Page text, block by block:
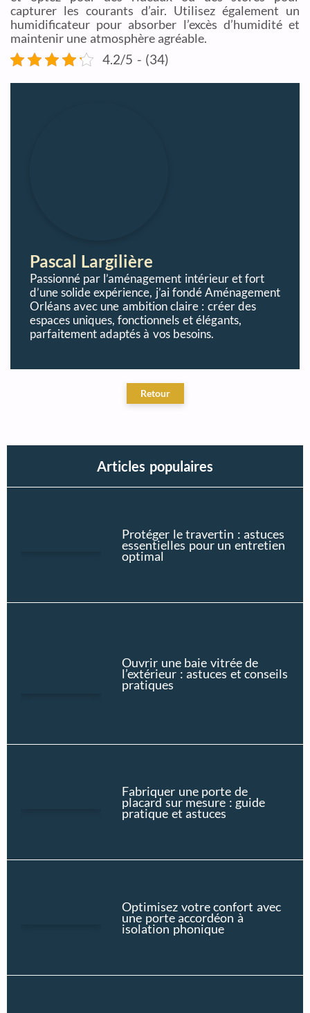
capturer les courants d’air. Utilisez également un
humidificateur pour absorber l’excès d’humidité et
maintenir une atmosphère agréable.
4.2/5 - (34)
Pascal Largilière
Passionné par l’aménagement intérieur et fort
d’une solide expérience, j’ai fondé Aménagement
Orléans avec une ambition claire : créer des
espaces uniques, fonctionnels et élégants,
parfaitement adaptés à vos besoins.
Articles populaires
Protéger le travertin : astuces
essentielles pour un entretien
optimal
Ouvrir une baie vitrée de
l’extérieur : astuces et conseils
pratiques
Fabriquer une porte de
placard sur mesure : guide
pratique et astuces
Optimisez votre confort avec
une porte accordéon à
isolation phonique